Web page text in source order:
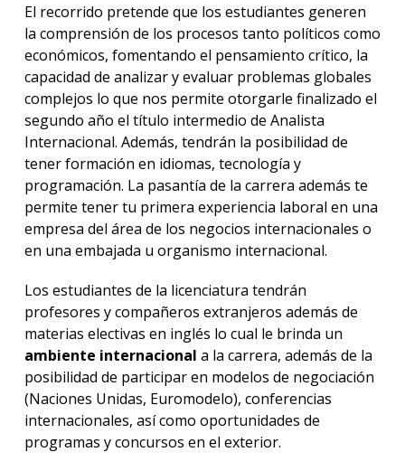
El recorrido pretende que los estudiantes generen
la comprensión de los procesos tanto políticos como
económicos, fomentando el pensamiento crítico, la
capacidad de analizar y evaluar problemas globales
complejos lo que nos permite otorgarle finalizado el
segundo año el título intermedio de Analista
Internacional. Además, tendrán la posibilidad de
tener formación en idiomas, tecnología y
programación. La pasantía de la carrera además te
permite tener tu primera experiencia laboral en una
empresa del área de los negocios internacionales o
en una embajada u organismo internacional.
Los estudiantes de la licenciatura tendrán
profesores y compañeros extranjeros además de
materias electivas en inglés lo cual le brinda un
ambiente internacional a la carrera, además de la
posibilidad de participar en modelos de negociación
(Naciones Unidas, Euromodelo), conferencias
internacionales, así como oportunidades de
programas y concursos en el exterior.